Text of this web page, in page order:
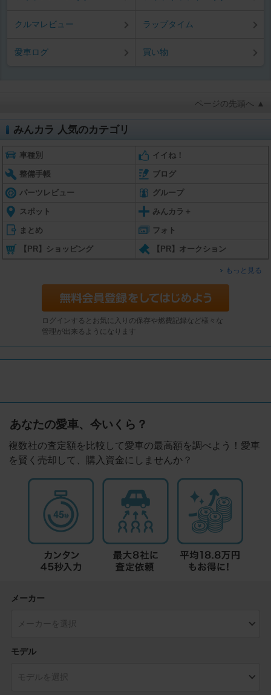
クルマレビュー ラップタイム
愛車ログ 買い物
ページの先頭へ ▲
みんカラ 人気のカテゴリ
車種別 イイね！
整備手帳 ブログ
パーツレビュー グループ
スポット みんカラ＋
まとめ フォト
【PR】ショッピング 【PR】オークション
もっと見る
ログインするとお気に入りの保存や燃費記録など様々な
管理が出来るようになります
あなたの愛車、今いくら？
複数社の査定額を比較して愛車の最高額を調べよう！愛車
を賢く売却して、購入資金にしませんか？
メーカー
モデル